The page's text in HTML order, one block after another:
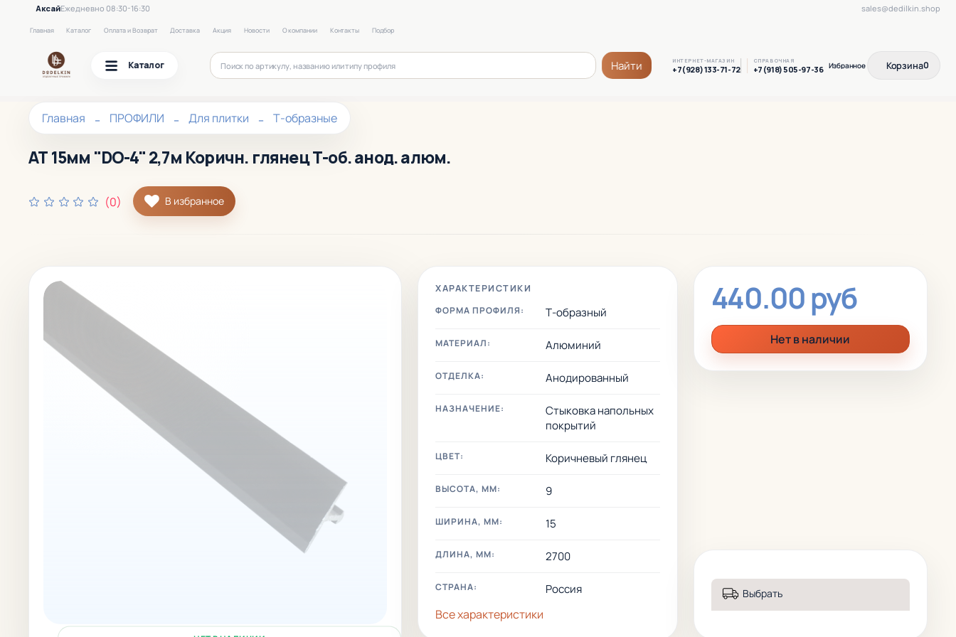
АксайЕжедневно 08:30-16:30
Главная Каталог Оплата и Возврат Доставка Акция Новости О компании Контакты Подбор
sales@dedilkin.shop
Каталог Найти ИНТЕРНЕТ-МАГАЗИН
+7(928) 133-71-72
СПРАВОЧНАЯ
+7(918) 505-97-36 Корзина0
Главная ПРОФИЛИ Для плитки Т-образные
АТ 15мм "DO-4" 2,7м Коричн. глянец Т-об. анод. алюм.
(0) В избранное
ХАРАКТЕРИСТИКИ
ФОРМА ПРОФИЛЯ:
Т-образный
МАТЕРИАЛ: Алюминий
ОТДЕЛКА: Анодированный
НАЗНАЧЕНИЕ:
Стыковка напольных
покрытий
ЦВЕТ: Коричневый глянец
ВЫСОТА, ММ: 9
ШИРИНА, ММ: 15
ДЛИНА, ММ: 2700
СТРАНА: Россия
Все характеристики
440.00 руб
Нет в наличии
Выбрать